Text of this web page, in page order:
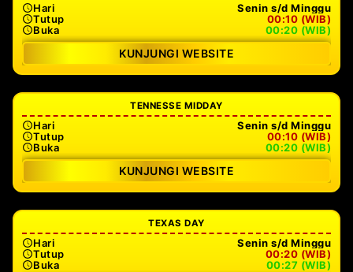
Hari
Senin s/d Minggu
Tutup
00:10 (WIB)
Buka
00:20 (WIB)
KUNJUNGI WEBSITE
TENNESSE MIDDAY
Hari
Senin s/d Minggu
Tutup
00:10 (WIB)
Buka
00:20 (WIB)
KUNJUNGI WEBSITE
TEXAS DAY
Hari
Senin s/d Minggu
Tutup
00:20 (WIB)
Buka
00:27 (WIB)